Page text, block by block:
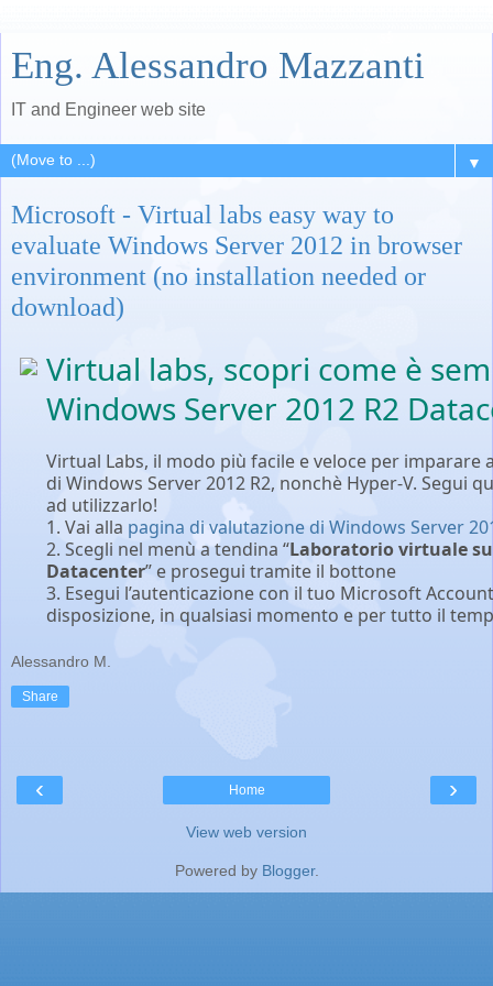
Eng. Alessandro Mazzanti
IT and Engineer web site
▼
Microsoft - Virtual labs easy way to
evaluate Windows Server 2012 in browser
environment (no installation needed or
download)
Virtual labs, scopri come è
Windows Server 2012 R2
Virtual Labs, il modo più facile e veloce per imparare
di Windows Server 2012 R2, nonchè Hyper-V. Segui
ad utilizzarlo!
1. Vai alla pagina di valutazione di Windows Server
2. Scegli nel menù a tendina “Laboratorio virtuale su
Datacenter” e prosegui tramite il bottone
3. Esegui l’autenticazione con il tuo Microsoft
disposizione, in qualsiasi momento e per tutto il
Alessandro M.
Share
‹ ›
Home
View web version
Powered by Blogger.